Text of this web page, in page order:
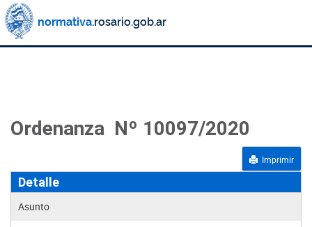
Ordenanza Nº 10097/2020
Imprimir
Detalle
Asunto